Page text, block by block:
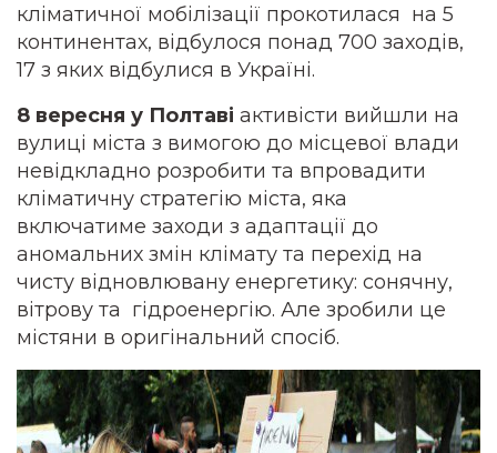
кліматичної мобілізації прокотилася на 5
континентах, відбулося понад 700 заходів,
17 з яких відбулися в Україні.
8 вересня у Полтаві активісти вийшли на
вулиці міста з вимогою до місцевої влади
невідкладно розробити та впровадити
кліматичну стратегію міста, яка
включатиме заходи з адаптації до
аномальних змін клімату та перехід на
чисту відновлювану енергетику: сонячну,
вітрову та гідроенергію. Але зробили це
містяни в оригінальний спосіб.